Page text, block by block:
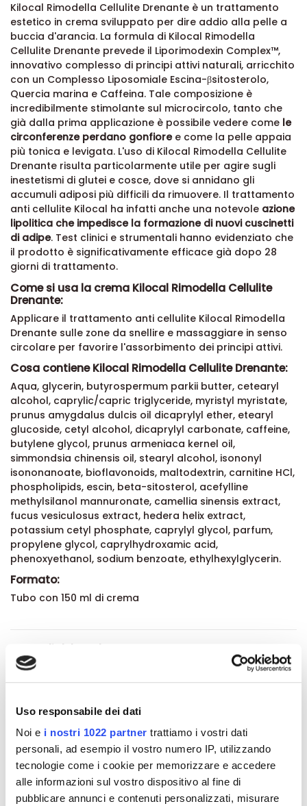
Uso responsabile dei dati
Noi e i nostri 1022 partner trattiamo i vostri dati
personali, ad esempio il vostro numero IP, utilizzando
tecnologie come i cookie per memorizzare e accedere
alle informazioni sul vostro dispositivo al fine di
pubblicare annunci e contenuti personalizzati, misurare
Kilocal Rimodella Cellulite Drenante è un trattamento
estetico in crema sviluppato per dire addio alla pelle a
buccia d'arancia. La formula di Kilocal Rimodella
Cellulite Drenante prevede il Liporimodexin Complex™,
innovativo complesso di principi attivi naturali, arricchito
con un Complesso Liposomiale Escina-βsitosterolo,
Quercia marina e Caffeina. Tale composizione è
incredibilmente stimolante sul microcircolo, tanto che
già dalla prima applicazione è possibile vedere come le
circonferenze perdano gonfioree come la pelle appaia
più tonica e levigata. L'uso di Kilocal Rimodella Cellulite
Drenante risulta particolarmente utile per agire sugli
inestetismi di glutei e cosce, dove si annidano gli
accumuli adiposi più difficili da rimuovere. Il trattamento
anti cellulite Kilocal ha infatti anche una notevole azione
lipolitica che impedisce la formazione di nuovi cuscinetti
di adipe. Test clinici e strumentali hanno evidenziato che
il prodotto è significativamente efficace già dopo 28
giorni di trattamento.
Come si usa la crema Kilocal Rimodella Cellulite
Drenante:
Applicare il trattamento anti cellulite Kilocal Rimodella
Drenante sulle zone da snellire e massaggiare in senso
circolare per favorire l'assorbimento dei principi attivi.
Cosa contiene Kilocal Rimodella Cellulite Drenante:
Aqua, glycerin, butyrospermum parkii butter, cetearyl
alcohol, caprylic/capric triglyceride, myristyl myristate,
prunus amygdalus dulcis oil dicaprylyl ether, etearyl
glucoside, cetyl alcohol, dicaprylyl carbonate, caffeine,
butylene glycol, prunus armeniaca kernel oil,
simmondsia chinensis oil, stearyl alcohol, isononyl
isononanoate, bioflavonoids, maltodextrin, carnitine HCl,
phospholipids, escin, beta-sitosterol, acefylline
methylsilanol mannuronate, camellia sinensis extract,
fucus vesiculosus extract, hedera helix extract,
potassium cetyl phosphate, caprylyl glycol, parfum,
propylene glycol, caprylhydroxamic acid,
phenoxyethanol, sodium benzoate, ethylhexylglycerin.
Formato:
Tubo con 150 ml di crema
Dettagli del prodotto
About Kilocal